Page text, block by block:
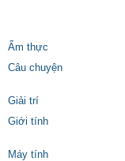
Ẩm thực
Câu chuyện
Giải trí
Giới tính
Máy tính